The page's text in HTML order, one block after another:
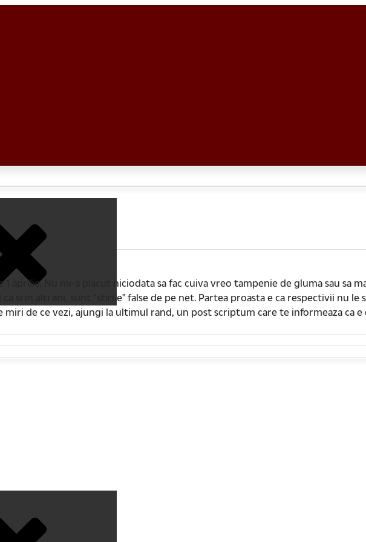
aprilie. Nu mi-a placut niciodata sa fac cuiva vreo tampenie de gluma sau sa
si in alti ani, sunt "stirile" false de pe net. Partea proasta e ca respectivii nu
de ce vezi, ajungi la ultimul rand, un post scriptum care te informeaza ca e